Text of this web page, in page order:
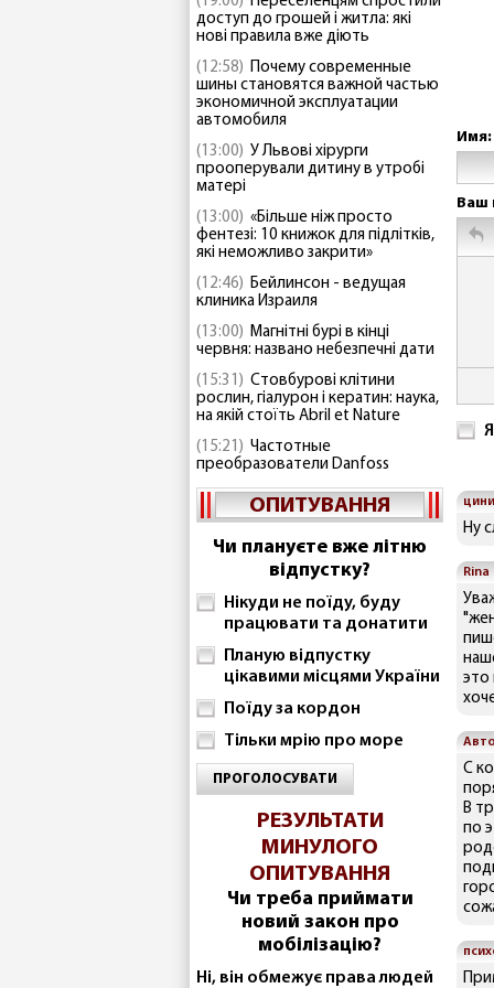
доступ до грошей і житла: які
нові правила вже діють
(12:58) Почему современные
шины становятся важной частью
экономичной эксплуатации
автомобиля
(13:00) У Львові хірурги
прооперували дитину в утробі
матері
(13:00) «Більше ніж просто
фентезі: 10 книжок для підлітків,
які неможливо закрити»
(12:46) Бейлинсон - ведущая
клиника Израиля
(13:00) Магнітні бурі в кінці
червня: названо небезпечні дати
(15:31) Стовбурові клітини
рослин, гіалурон і кератин: наука,
на якій стоїть Abril et Nature
(15:21) Частотные
преобразователи Danfoss
ОПИТУВАННЯ
Чи плануєте вже літню
відпустку?
Нікуди не поїду, буду
працювати та донатити
Планую відпустку
цікавими місцями України
Поїду за кордон
Тільки мрію про море
ПРОГОЛОСУВАТИ
РЕЗУЛЬТАТИ
МИНУЛОГО
ОПИТУВАННЯ
Чи треба приймати
новий закон про
мобілізацію?
Ні, він обмежує права людей
Имя:
Ваш
Ну
Rina
это
С
В
по